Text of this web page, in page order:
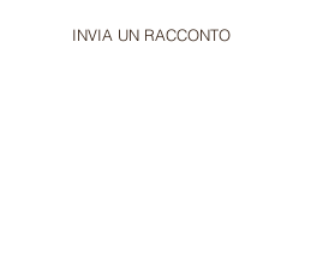
INVIA UN RACCONTO